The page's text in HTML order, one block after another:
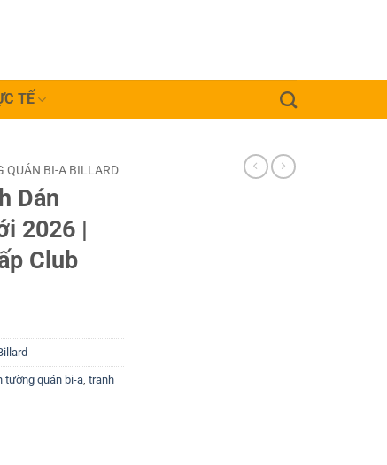
TẾ
QUÁN BI-A BILLARD
Dán
2026 |
Club
tường quán bi-a tranh